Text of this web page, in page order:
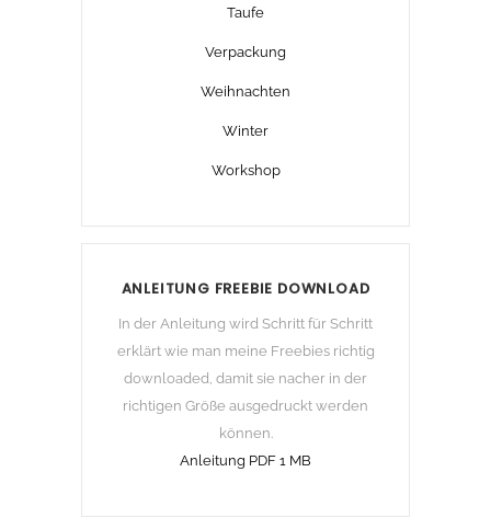
Taufe
Verpackung
Weihnachten
Winter
Workshop
ANLEITUNG FREEBIE DOWNLOAD
In der Anleitung wird Schritt für Schritt
erklärt wie man meine Freebies richtig
downloaded, damit sie nacher in der
richtigen Größe ausgedruckt werden
können.
Anleitung PDF 1 MB